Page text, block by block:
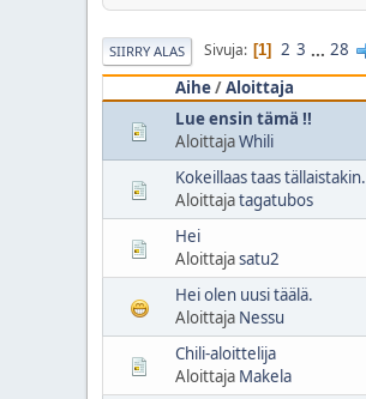
SIIRRY ALAS Sivuja 1 2 3 ... 28
Aihe/Aloittaja
Lue ensin tämä !!
AloittajaWhili
Kokeillaas taas tällaistakin.
Aloittajatagatubos
Hei
Aloittajasatu2
Hei olen uusi täälä.
Aloittaja Nessu
Chili-aloittelija
Aloittaja Makela